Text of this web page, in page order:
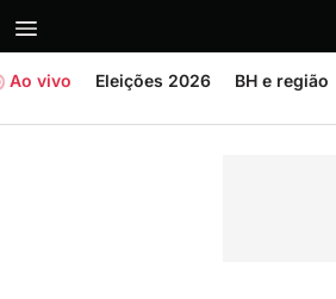
Ao vivo Eleições 2026 BH e região